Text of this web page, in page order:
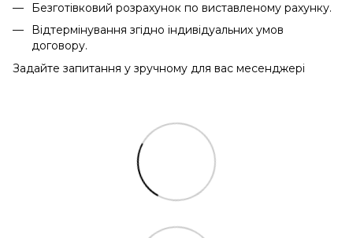
Безготівковий розрахунок по виставленому рахунку.
Відтермінування згідно індивідуальних умов
договору.
Задайте запитання у зручному для вас месенджері